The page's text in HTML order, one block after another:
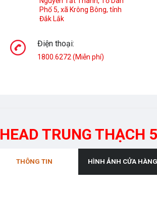
Phố 5, xã Krông Bông, tỉnh
Đắk Lắk
Điện thoại:
1800.6272 (Miễn phí)
HEAD TRUNG THẠCH 5
THÔNG TIN HÌNH ẢNH CỬA HÀNG